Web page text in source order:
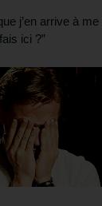
j’en arrive à
fais ici ?”